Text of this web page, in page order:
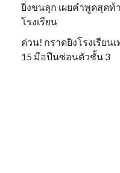
ยิ่งขนลุก เผยคำพูดสุดท้
โรงเรียน
ด่วน! กราดยิงโรงเรียน
15 มือปืนซ่อนตัวชั้น 3